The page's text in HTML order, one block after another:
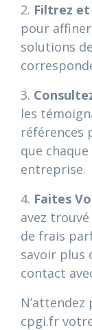
2. Filtrez et
pour
solutions
3.
les
références
que
entreprise.
4. Faites
avez
de frais
savoir plus
contact
cpgi.fr